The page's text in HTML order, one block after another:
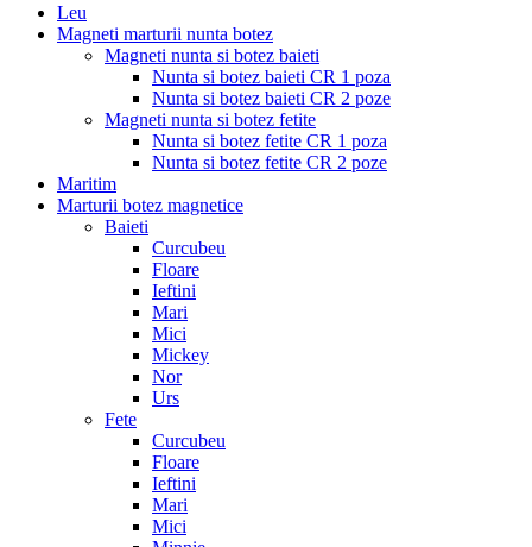
Leu
Magneti marturii nunta botez
Magneti nunta si botez baieti
Nunta si botez baieti CR 1 poza
Nunta si botez baieti CR 2 poze
Magneti nunta si botez fetite
Nunta si botez fetite CR 1 poza
Nunta si botez fetite CR 2 poze
Maritim
Marturii botez magnetice
Baieti
Curcubeu
Floare
Ieftini
Mari
Mici
Mickey
Nor
Urs
Fete
Curcubeu
Floare
Ieftini
Mari
Mici